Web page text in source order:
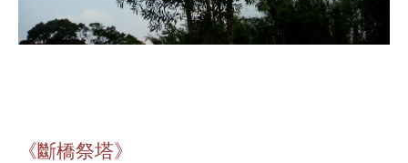
《斷橋祭塔》